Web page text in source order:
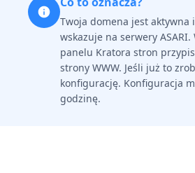
Twoja domena jest aktywna
wskazuje na serwery
panelu Kratora stron
strony WWW. Jeśli już to
konfigurację. Konfiguracja
godzinę.